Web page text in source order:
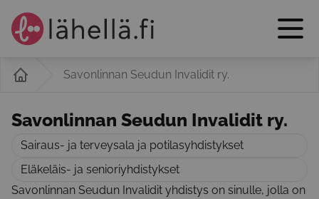
Savonlinnan Seudun Invalidit ry.
Savonlinnan Seudun Invalidit ry.
Sairaus- ja terveysala ja potilasyhdistykset
Eläkeläis- ja senioriyhdistykset
Savonlinnan Seudun Invalidit yhdistys on sinulle, jolla on